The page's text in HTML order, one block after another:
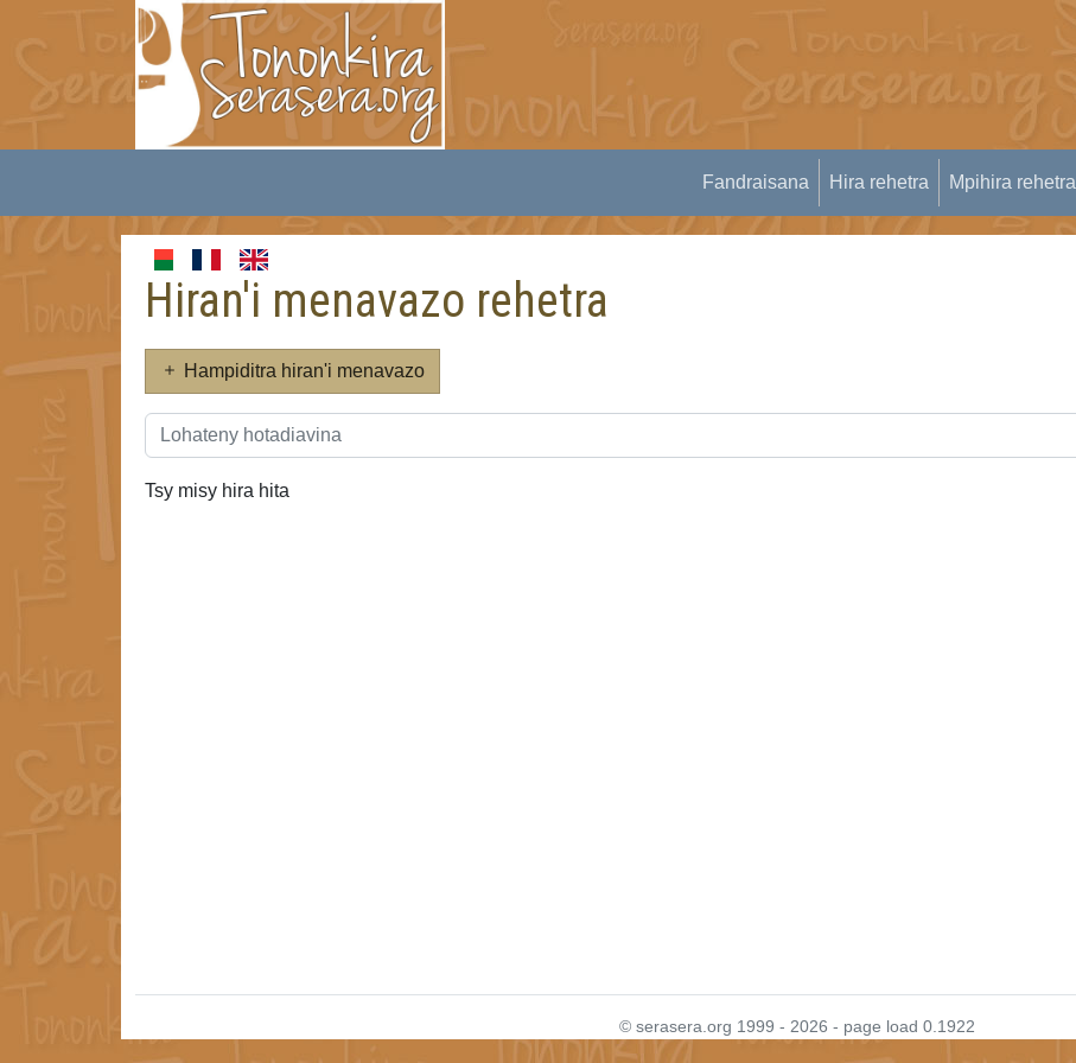
Fandraisana Hira rehetra Mpihira rehetra
Hiran'i menavazo rehetra
Hampiditra hiran'i menavazo
Tsy misy hira hita
© serasera.org 1999 - 2026 - page load 0.1922